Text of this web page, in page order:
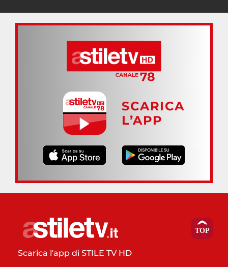
SCARICA
L’APP
Scarica l'app di STILE TV HD